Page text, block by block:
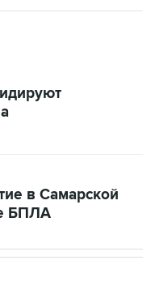
в Самарской
БПЛА